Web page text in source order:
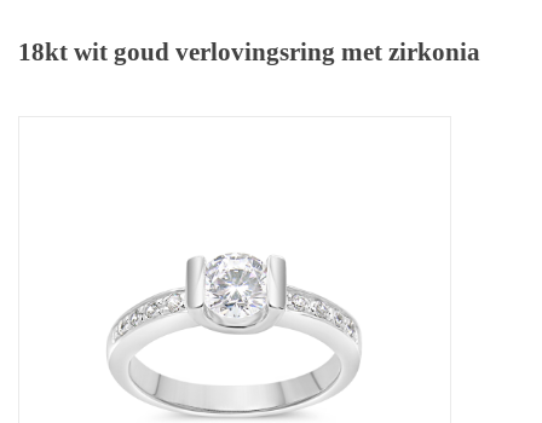
Baby Armbanden
18kt wit goud verlovingsring met zirkonia